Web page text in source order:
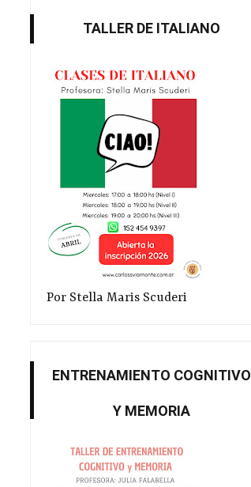
TALLER DE ITALIANO
Por Stella Maris Scuderi
ENTRENAMIENTO COGNITIVO
Y MEMORIA